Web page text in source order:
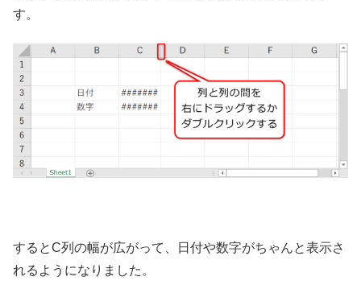
す。
するとC列の幅が広がって、日付や数字がちゃんと表示さ
れるようになりました。